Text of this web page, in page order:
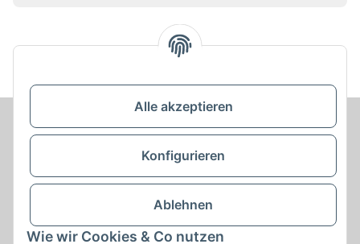
Alle akzeptieren
Konfigurieren
Ablehnen
Wie wir Cookies & Co nutzen